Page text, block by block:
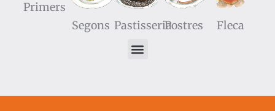
Primers
Segons PastisseriaPostres Fleca